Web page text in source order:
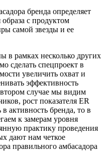
бренда определяет
с продуктом
самой звезды и ее
в рамках несколько других
сделать спецпроект в
увеличить охват и
эффективность
случае мы видим
рост показателя ER
активность бренда, то в
к замерам уровня
практику проведения
дают нам четкое
правильного амбасадора